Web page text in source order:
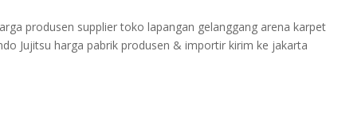
produsen supplier toko lapangan gelanggang arena karpet
Jujitsu harga pabrik produsen & importir kirim ke jakarta